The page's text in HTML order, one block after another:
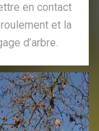
en contact
et la
d’arbre.